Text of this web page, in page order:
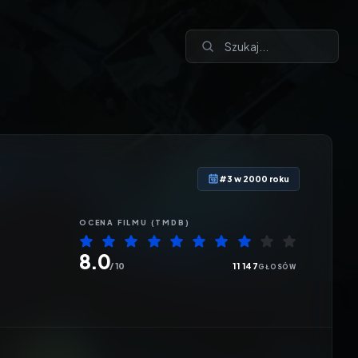
#3 w 2000 roku
OCENA FILMU (TMDB)
8.0/ 10 11 147GŁOSÓW